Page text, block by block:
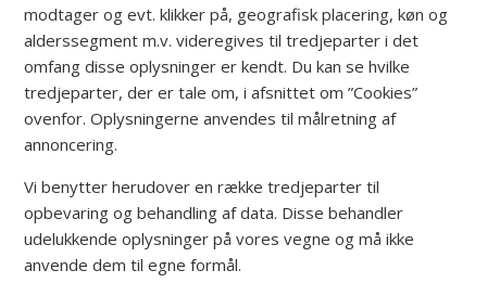
modtager og evt. klikker på, geografisk placering, køn og
alderssegment m.v. videregives til tredjeparter i det
omfang disse oplysninger er kendt. Du kan se hvilke
tredjeparter, der er tale om, i afsnittet om ”Cookies”
ovenfor. Oplysningerne anvendes til målretning af
annoncering.
Vi benytter herudover en række tredjeparter til
opbevaring og behandling af data. Disse behandler
udelukkende oplysninger på vores vegne og må ikke
anvende dem til egne formål.